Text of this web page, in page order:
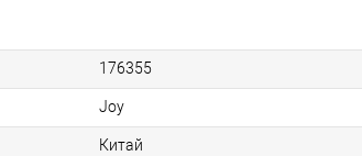
176355
Joy
Китай